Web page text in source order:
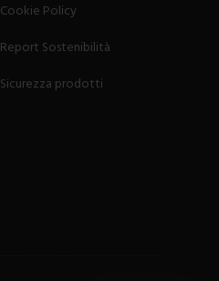
Cookie Policy
Report Sostenibilità
Sicurezza prodotti